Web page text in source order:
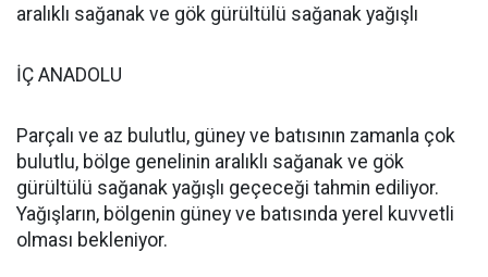
aralıklı sağanak ve gök gürültülü sağanak yağışlı
İÇ ANADOLU
Parçalı ve az bulutlu, güney ve batısının zamanla çok
bulutlu, bölge genelinin aralıklı sağanak ve gök
gürültülü sağanak yağışlı geçeceği tahmin ediliyor.
Yağışların, bölgenin güney ve batısında yerel kuvvetli
olması bekleniyor.